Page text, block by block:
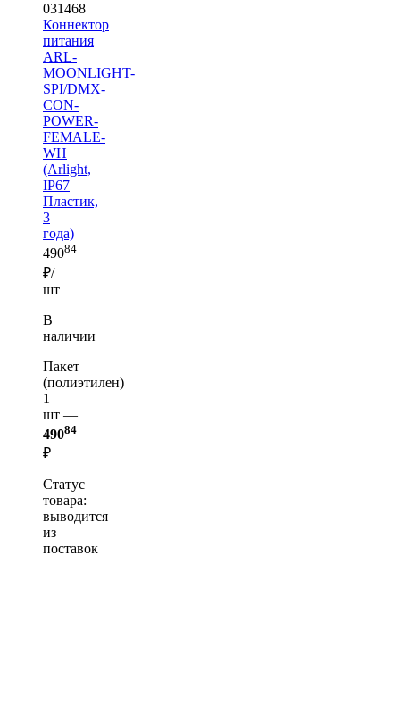
031468
Коннектор
питания
ARL-
MOONLIGHT-
SPI/DMX-
CON-
POWER-
FEMALE-
WH
(Arlight,
IP67
Пластик,
3
года)
49084
₽/
шт
В
наличии
Пакет
(полиэтилен)
1
шт —
49084
₽
Статус
товара:
выводится
из
поставок